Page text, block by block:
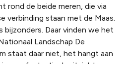
rond de beide meren, die via
verbinding staan met de Maas.
bijzonders. Daar vinden we het
Landschap De
staat daar niet, het hangt aan